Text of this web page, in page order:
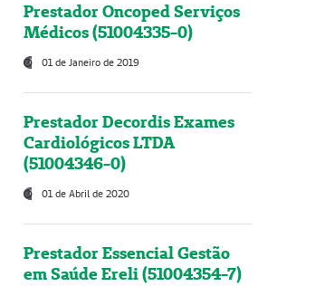
Prestador Oncoped Serviços
Médicos (51004335-0)
01 de Janeiro de 2019
Prestador Decordis Exames
Cardiológicos LTDA
(51004346-0)
01 de Abril de 2020
Prestador Essencial Gestão
em Saúde Ereli (51004354-7)